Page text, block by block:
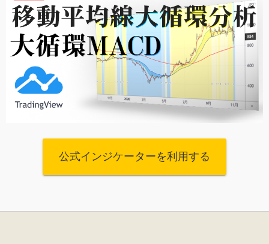
公式インジケーターを利用する